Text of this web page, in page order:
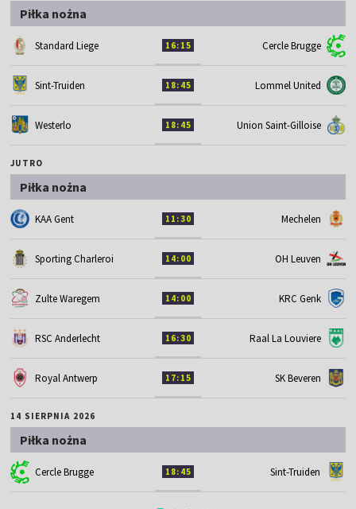
Piłka nożna
Standard Liege 16:15 Cercle Brugge
Sint-Truiden 18:45 Lommel United
Westerlo 18:45 Union Saint-Gilloise
JUTRO
Piłka nożna
KAA Gent 11:30 Mechelen
Sporting Charleroi 14:00 OH Leuven
Zulte Waregem 14:00 KRC Genk
RSC Anderlecht 16:30 Raal La Louviere
Royal Antwerp 17:15 SK Beveren
14 SIERPNIA 2026
Piłka nożna
Cercle Brugge 18:45 Sint-Truiden